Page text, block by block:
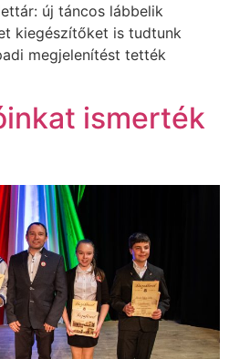
új táncos lábbelik
kiegészítőket is tudtunk
megjelenítést tették
ismerték